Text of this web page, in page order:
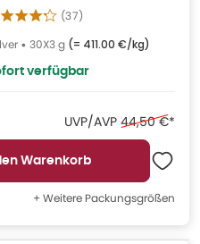
(37)
• 30X3 g (= 411.00 €/kg)
verfügbar
UVP/AVP Ehemaliger
44,50 €*
Warenkorb
+ Weitere Packungsgrößen